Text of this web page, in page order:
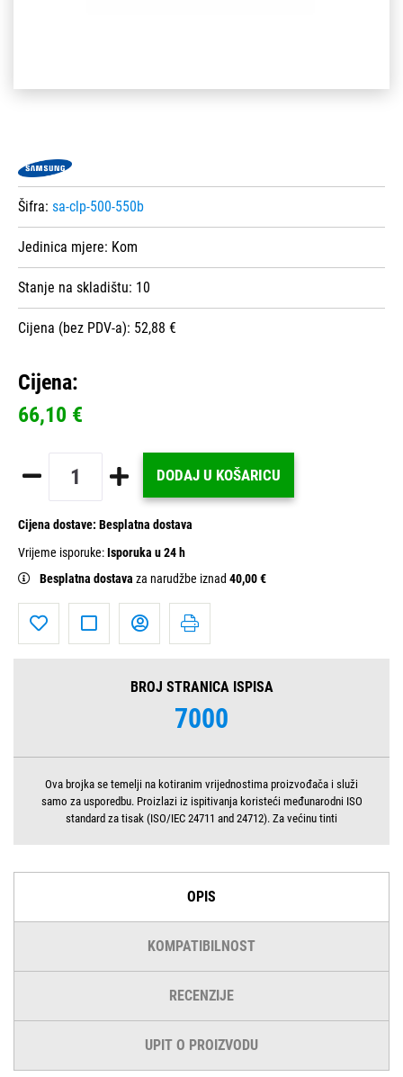
Šifra: sa-clp-500-550b
Jedinica mjere: Kom
Stanje na skladištu: 10
Cijena (bez PDV-a): 52,88 €
Cijena:
66,10 €
DODAJ U KOŠARICU
Cijena dostave: Besplatna dostava
Vrijeme isporuke:Isporuka u 24 h
Besplatna dostava za narudžbe iznad 40,00 €
BROJ STRANICA ISPISA
7000
Ova brojka se temelji na kotiranim vrijednostima proizvođača i služi
samo za usporedbu. Proizlazi iz ispitivanja koristeći međunarodni ISO
standard za tisak (ISO/IEC 24711 and 24712). Za većinu tinti
OPIS
KOMPATIBILNOST
RECENZIJE
UPIT O PROIZVODU